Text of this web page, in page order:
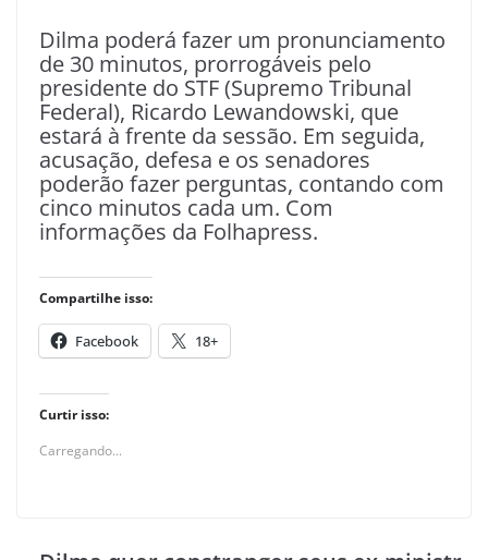
Dilma poderá fazer um pronunciamento
de 30 minutos, prorrogáveis pelo
presidente do STF (Supremo Tribunal
Federal), Ricardo Lewandowski, que
estará à frente da sessão. Em seguida,
acusação, defesa e os senadores
poderão fazer perguntas, contando com
cinco minutos cada um. Com
informações da Folhapress.
Compartilhe isso:
Facebook 18+
Curtir isso:
Carregando...